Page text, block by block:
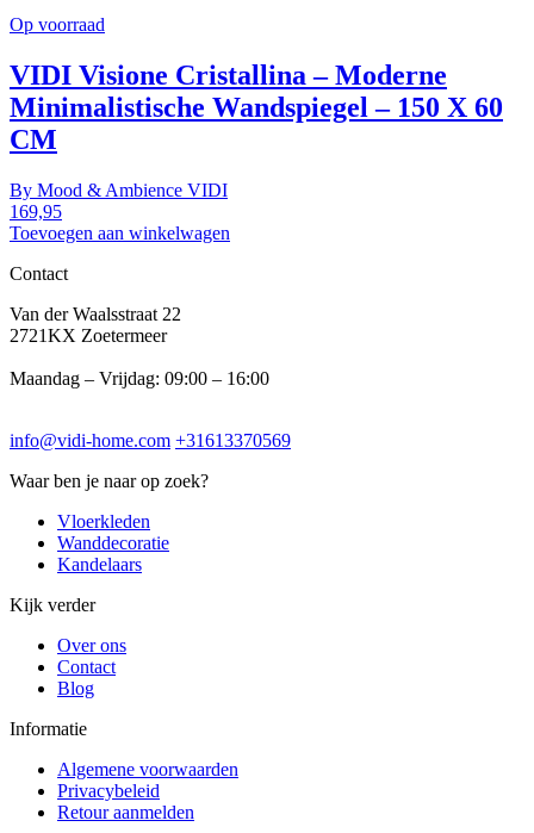
Op voorraad
VIDI Visione Cristallina – Moderne
Minimalistische Wandspiegel – 150 X 60
CM
By Mood & Ambience VIDI
169,95
Toevoegen aan winkelwagen
Contact
Van der Waalsstraat 22
2721KX Zoetermeer
Maandag – Vrijdag: 09:00 – 16:00
info@vidi-home.com +31613370569
Waar ben je naar op zoek?
Vloerkleden
Wanddecoratie
Kandelaars
Kijk verder
Over ons
Contact
Blog
Informatie
Algemene voorwaarden
Privacybeleid
Retour aanmelden